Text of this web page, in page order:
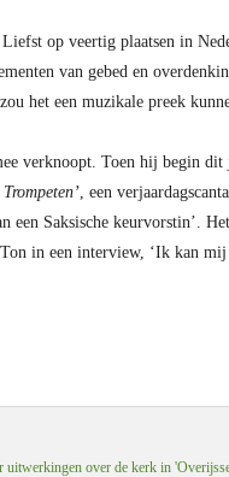
op veertig plaatsen in
van gebed en
het een muzikale preek
verknoopt. Toen hij begin
, een
een Saksische keurvorstin’.
in een interview, ‘Ik kan
over de kerk in